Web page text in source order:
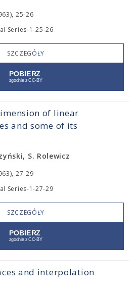
25-26
Series-1-25-26
SZCZEGÓŁY
of linear
and some of its
S. Rolewicz
27-29
Series-1-27-29
SZCZEGÓŁY
and interpolation